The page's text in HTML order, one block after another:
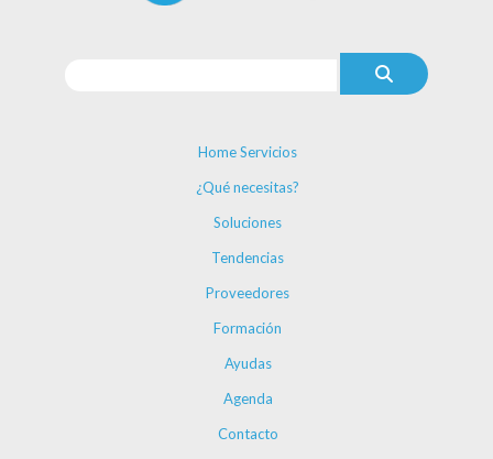
Home Servicios
¿Qué necesitas?
Soluciones
Tendencias
Proveedores
Formación
Ayudas
Agenda
Contacto